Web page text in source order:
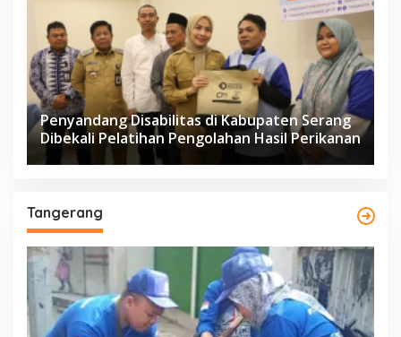
Penyandang Disabilitas di Kabupaten Serang
Dibekali Pelatihan Pengolahan Hasil Perikanan
Tangerang